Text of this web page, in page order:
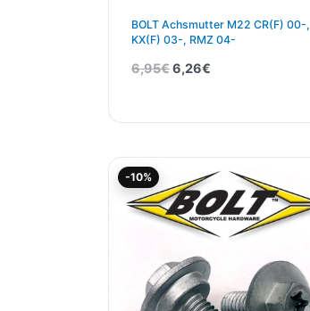
BOLT Achsmutter M22 CR(F) 00-,
KX(F) 03-, RMZ 04-
6,95€6,26€
-10%
Preis
war:
8,95€
Preis
ist:
8,06€.